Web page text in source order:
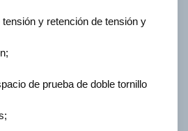
y retención de tensión y
de prueba de doble tornillo